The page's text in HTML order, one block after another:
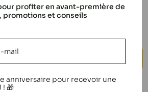
Prix
réduit
12,50 €
profiter en avant-première de
promotions et conseils
anniversaire pour recevoir une
🎁